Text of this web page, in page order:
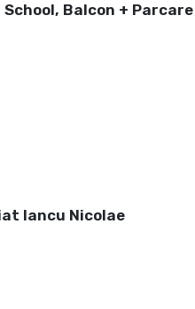
Balcon + Parcare
Iancu Nicolae